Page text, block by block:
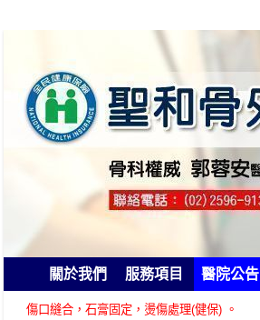
關於我們 服務項目 醫院公告
傷口縫合，石膏固定，燙傷處理(健保) 。